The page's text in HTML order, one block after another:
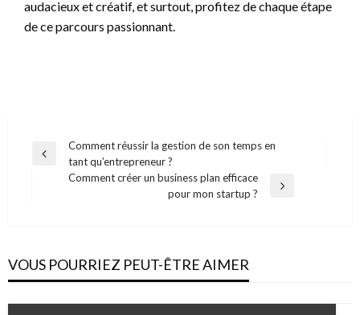
audacieux et créatif, et surtout, profitez de chaque étape
de ce parcours passionnant.
Navigation
Previous
Comment réussir la gestion de son temps en
tant qu’entrepreneur ?
Comment créer un business plan efficace
pour mon startup ?
VOUS POURRIEZ PEUT-ÊTRE AIMER